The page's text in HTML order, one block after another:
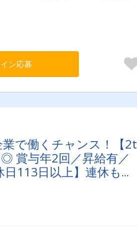
点呼、退社＊＜共同配送とは＞＊複数のメ
ン応募
業で働くチャンス！【2t
賞与年2回／昇給有／
113日以上】連休もあ
京ユニオン物流でド